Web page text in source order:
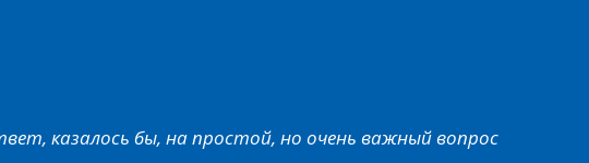
казалось бы, на простой, но очень важный вопрос